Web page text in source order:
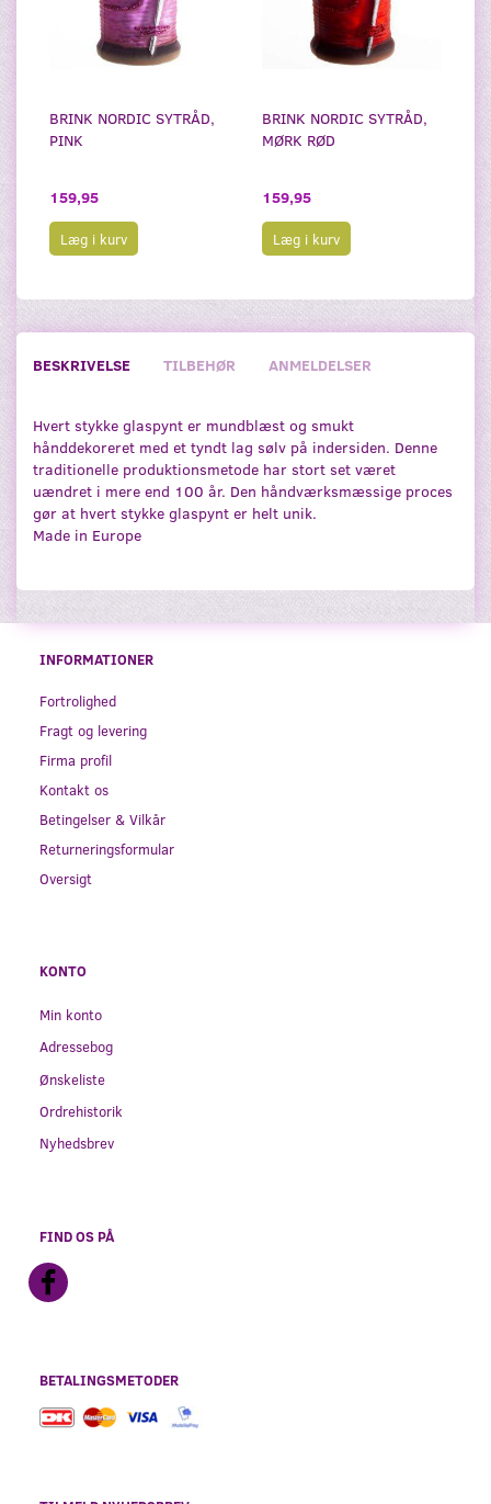
BRINK NORDIC SYTRÅD,
PINK
159,95
Læg i kurv
BRINK NORDIC SYTRÅD,
MØRK RØD
159,95
Læg i kurv
BESKRIVELSE TILBEHØR ANMELDELSER
Hvert stykke glaspynt er mundblæst og smukt
hånddekoreret med et tyndt lag sølv på indersiden. Denne
traditionelle produktionsmetode har stort set været
uændret i mere end 100 år. Den håndværksmæssige proces
gør at hvert stykke glaspynt er helt unik.
Made in Europe
INFORMATIONER
Fortrolighed
Fragt og levering
Firma profil
Kontakt os
Betingelser & Vilkår
Returneringsformular
Oversigt
KONTO
Min konto
Adressebog
Ønskeliste
Ordrehistorik
Nyhedsbrev
FIND OS PÅ
BETALINGSMETODER